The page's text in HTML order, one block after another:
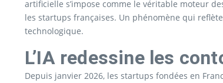
artificielle s’impose comme le véritable moteur
les startups françaises. Un phénomène qui
technologique.
L’IA redessine les
Depuis janvier 2026, les startups fondées en